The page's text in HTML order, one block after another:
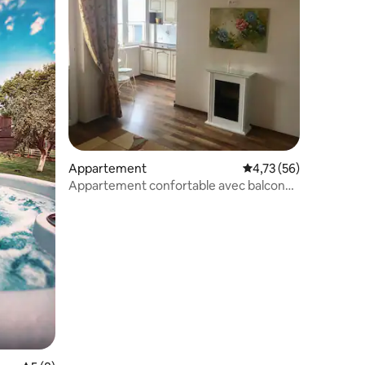
: 4,84 sur 5
Appartement Évaluation moyenne
4,73 (56)
Appartement confortable avec balcon